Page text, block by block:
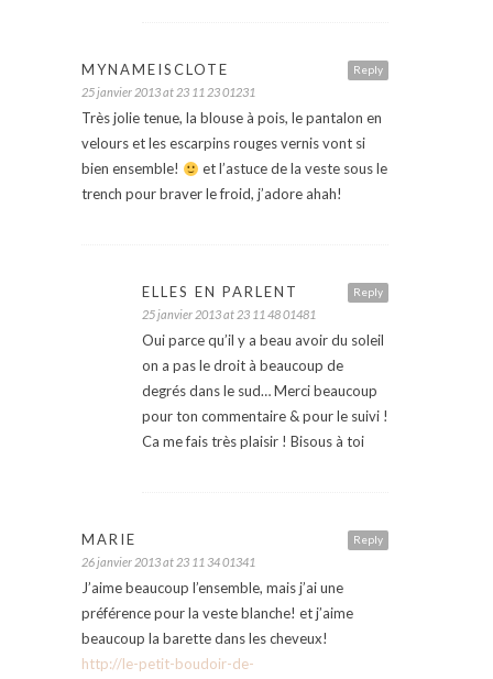
Reply
MYNAMEISCLOTE
25 janvier 2013 at 23 11 23 01231
Très jolie tenue, la blouse à pois, le pantalon en
velours et les escarpins rouges vernis vont si
bien ensemble!
et l’astuce de la veste sous le
trench pour braver le froid, j’adore ahah!
Reply
ELLES EN PARLENT
25 janvier 2013 at 23 11 48 01481
Oui parce qu’il y a beau avoir du soleil
on a pas le droit à beaucoup de
degrés dans le sud… Merci beaucoup
pour ton commentaire & pour le suivi !
Ca me fais très plaisir ! Bisous à toi
Reply
MARIE
26 janvier 2013 at 23 11 34 01341
J’aime beaucoup l’ensemble, mais j’ai une
préférence pour la veste blanche! et j’aime
beaucoup la barette dans les cheveux!
http://le-petit-boudoir-de-